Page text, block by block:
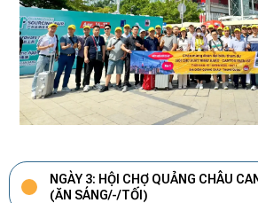
NGÀY 3: HỘI CHỢ QUẢNG CHÂU
(ĂN SÁNG/-/TỐI)